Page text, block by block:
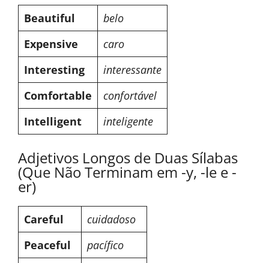
Beautiful
belo
Expensive
caro
Interesting
interessante
Comfortable
confortável
Intelligent
inteligente
Adjetivos Longos de Duas Sílabas
(Que Não Terminam em -y, -le e -
er)
Careful
cuidadoso
Peaceful
pacífico